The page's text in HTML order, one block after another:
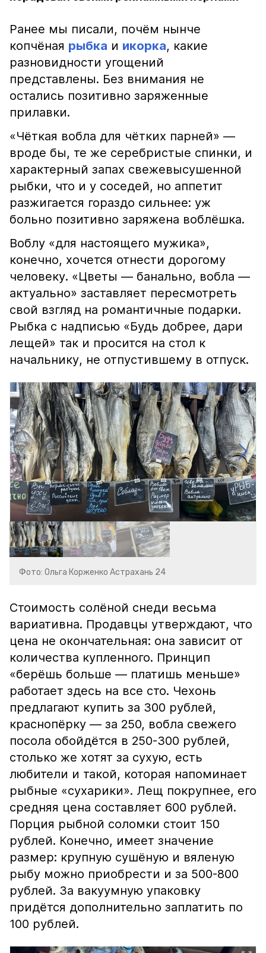
Ранее мы писали, почём нынче
копчёная рыбка и икорка, какие
разновидности угощений
представлены. Без внимания не
остались позитивно заряженные
прилавки.
«Чёткая вобла для чётких парней» —
вроде бы, те же серебристые спинки, и
характерный запах свежевысушенной
рыбки, что и у соседей, но аппетит
разжигается гораздо сильнее: уж
больно позитивно заряжена воблёшка.
Воблу «для настоящего мужика»,
конечно, хочется отнести дорогому
человеку. «Цветы — банально, вобла —
актуально» заставляет пересмотреть
свой взгляд на романтичные подарки.
Рыбка с надписью «Будь добрее, дари
лещей» так и просится на стол к
начальнику, не отпустившему в отпуск.
Фото: Ольга Корженко Астрахань 24
Стоимость солёной снеди весьма
вариативна. Продавцы утверждают, что
цена не окончательная: она зависит от
количества купленного. Принцип
«берёшь больше — платишь меньше»
работает здесь на все сто. Чехонь
предлагают купить за 300 рублей,
краснопёрку — за 250, вобла свежего
посола обойдётся в 250-300 рублей,
столько же хотят за сухую, есть
любители и такой, которая напоминает
рыбные «сухарики». Лещ покрупнее, его
средняя цена составляет 600 рублей.
Порция рыбной соломки стоит 150
рублей. Конечно, имеет значение
размер: крупную сушёную и вяленую
рыбу можно приобрести и за 500-800
рублей. За вакуумную упаковку
придётся дополнительно заплатить по
100 рублей.